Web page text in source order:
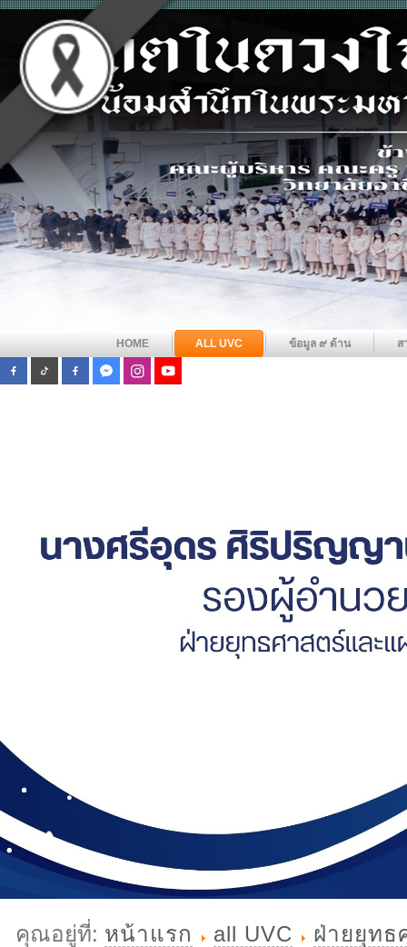
HOME ALL UVC ข้อมูล ๙ ด้าน ส
คุณอยู่ที่: หน้าแรก all UVC
ฝ่ายยุทธ